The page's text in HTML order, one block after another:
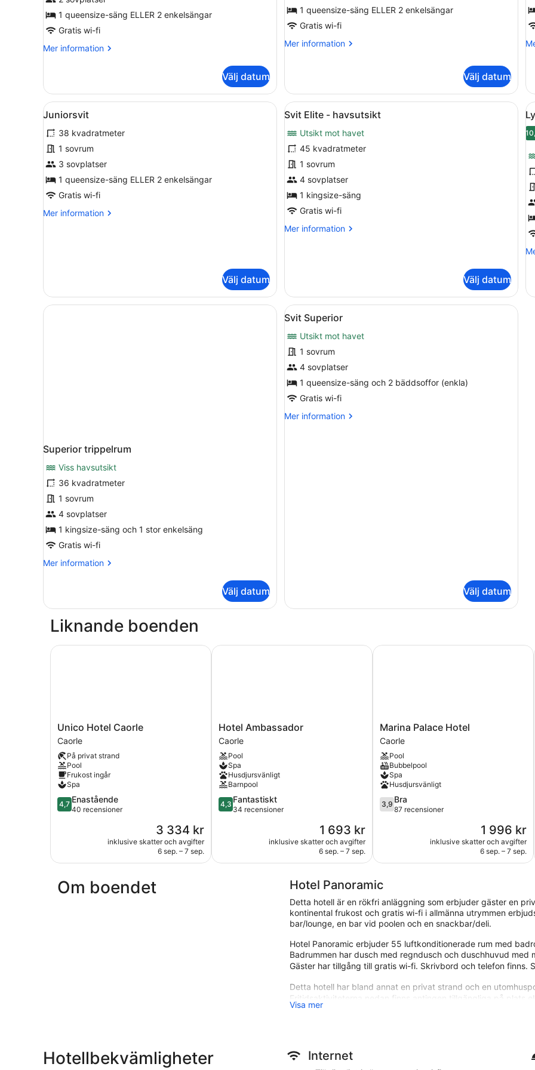
tvåbäddsrum
-
mot
1 queensize-säng ELLER 2 enkelsängar
Gratis wi-fi
Mer information
Mer
dubbelrum
eller
tvåbäddsrum
utsikt
mot
trädgården
Välj datum
1 queensize-säng ELLER 2 enkelsängar
Gratis wi-fi
Mer information
Mer
trippelrum
Välj datum
viss
Öppna
alla
foton
för
Juniorsvit
Ett rum med sängkläder med blommönster, en tv, ett skrivbord och en stol.
3
Juniorsvit
38 kvadratmeter
1 sovrum
3 sovplatser
1 queensize-säng ELLER 2 enkelsängar
Gratis wi-fi
Mer information
Mer
Välj datum
Öppna
alla
foton
för
Svit
Elite
-
havsutsikt
Ett modernt hotellrum med en
5
Svit Elite - havsutsikt
Utsikt mot havet
45 kvadratmeter
1 sovrum
4 sovplatser
1 kingsize-säng
Gratis wi-fi
Mer information
Mer
havsutsikt
Välj datum
-
Superior trippelrum
Viss havsutsikt
36 kvadratmeter
1 sovrum
4 sovplatser
1 kingsize-säng och 1 stor enkelsäng
Gratis wi-fi
Mer information
Mer
trippelrum
Välj datum
Öppna
alla
foton
för
Svit
Superior
Ett modernt sovrum med en stor
6
Svit Superior
Utsikt mot havet
1 sovrum
4 sovplatser
1 queensize-säng och 2 bäddsoffor (enkla)
Gratis wi-fi
Mer information
Mer
Välj datum
Liknande boenden
Unico
Hotel
Caorle
Caorle
Unico Hotel Caorle
Caorle
På privat strand
Pool
Frukost ingår
Spa
4.7
av
40 recensioner
4,7 Enastående
40 recensioner
Priset
är
3 334 kr
3 334 kr
inklusive skatter och avgifter
6 sep. – 7 sep.
Unico Hotel Caorle
Hotel
Ambassador
Caorle
Hotel Ambassador
Caorle
Pool
Spa
Husdjursvänligt
Barnpool
4.3
av
34 recensioner
4,3 Fantastiskt
34 recensioner
Priset
är
1 693 kr
1 693 kr
inklusive skatter och avgifter
6 sep. – 7 sep.
Hotel Ambassador
Marina
Palace
Hotel
Caorle
Marina Palace Hotel
Caorle
Pool
Bubbelpool
Spa
Husdjursvänligt
3.9
av
87 recensioner
3,9 Bra
87 recensioner
Priset
är
1 996 kr
1 996 kr
inklusive skatter och avgifter
6 sep. – 7 sep.
Marina Palace Hotel
Om boendet Hotel Panoramic
Detta hotell är en rökfri anläggning som erbjuder gäster en
kontinental frukost och gratis wi-fi i allmänna utrymmen
bar/lounge, en bar vid poolen och en snackbar/deli.
Hotel Panoramic erbjuder 55 luftkonditionerade rum med
Badrummen har dusch med regndusch och duschhuvud
Gäster har tillgång till gratis wi-fi. Skrivbord och telefon finns.
Detta hotell har bland annat en privat strand och en
Fritidsaktiviteterna nedan finns antingen tillgängliga på plats
Restaurangalternativ
Visa mer
Hotellbekvämligheter Internet